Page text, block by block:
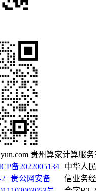
贵州算家计算服务
备2022005134
贵公网安备
中华人
信业务